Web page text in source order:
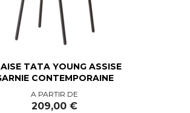
TATA YOUNG ASSISE
CONTEMPORAINE
Prix
A PARTIR DE
209,00 €